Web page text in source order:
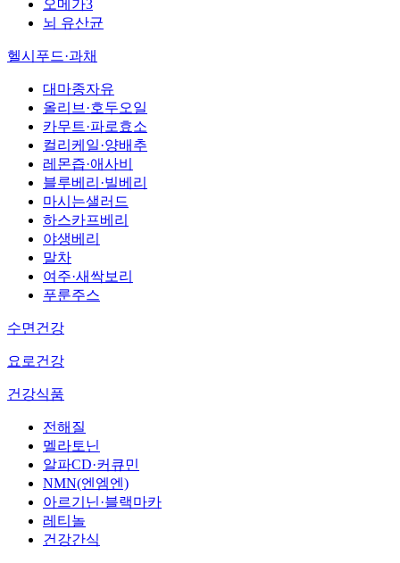
오메가3
뇌 유산균
헬시푸드·과채
대마종자유
올리브·호두오일
카무트·파로효소
컬리케일·양배추
레몬즙·애사비
블루베리·빌베리
마시는샐러드
하스카프베리
야생베리
말차
여주·새싹보리
푸룬주스
수면건강
요로건강
건강식품
전해질
멜라토닌
알파CD·커큐민
NMN(엔엠엔)
아르기닌·블랙마카
레티놀
건강간식